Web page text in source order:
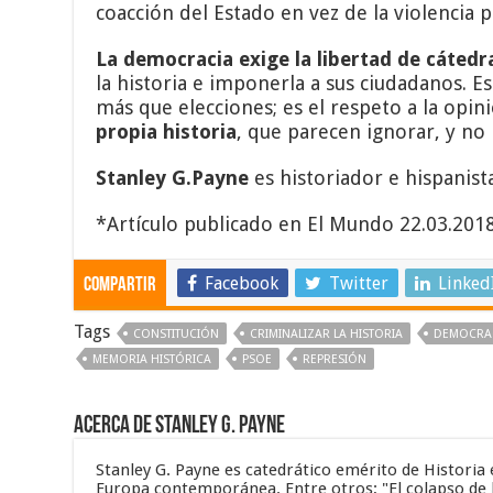
coacción del Estado en vez de la violencia
La democracia exige la libertad de
la historia e imponerla a sus ciudadanos.
más que elecciones; es el respeto a la
propia historia, que parecen ignorar, y no
Stanley G.Payne es historiador e
*Artículo publicado en El Mundo
Compartir Facebook Twitter
Tags CONSTITUCIÓN CRIMINALIZAR LA HISTORIA
MEMORIA HISTÓRICA
PSOE REPRESIÓN
Acerca de Stanley G. Payne
Stanley G. Payne es catedrático emérito de
Europa contemporánea. Entre otros; "El colapso de